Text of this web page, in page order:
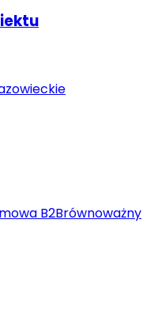
B2Brównoważny